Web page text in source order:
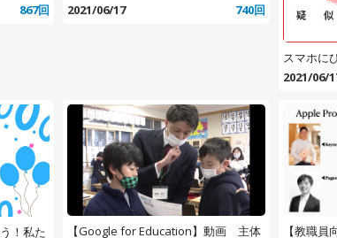
867回
2021/06/17
740回
スマホに
2021/06/
！私た
【Google for Education】動画 主体
【教職